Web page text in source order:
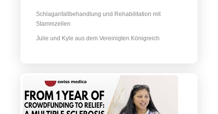
Schlaganfallbehandlung und Rehabilitation mit
Stammzellen
Julie und Kyle aus dem Vereinigten Königreich